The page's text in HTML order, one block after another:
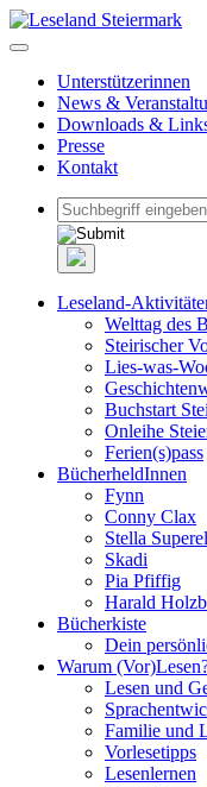
Unterstützerinnen
News &
Downloads &
Presse
Kontakt
Leseland-
Welttag des
Steirischer
Lies-was-
Buchstart
Onleihe
Ferien(s)pass
BücherheldInnen
Fynn
Conny Clax
Stella
Skadi
Pia Pfiffig
Harald
Bücherkiste
Dein
Warum
Lesen und
Familie und
Vorlesetipps
Lesenlernen